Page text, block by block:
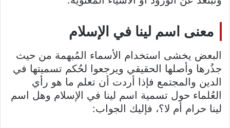
معنى اسم لينا في الإسلام
البعض يخشى استخدام الأسماء المُبهمة من حيث
جذُرها وأصلها الحقيقي ويرجعوا لحُكم تسميتها في
الدين والمجتمع فإذا أردت أن تعلم ما هو رأي
العُلماء حول تسمية اسم لينا في الإسلام وهل اسم
لينا حرام أم لا؟، فإليك الجواب: